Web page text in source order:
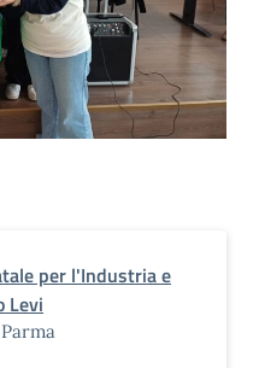
per l'Industria e
Levi